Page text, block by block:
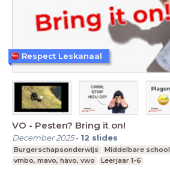
VO - Pesten? Bring it on!
December 2025- 12 slides
Burgerschapsonderwijs
Middelbare school
vmbo, mavo, havo, vwo
Leerjaar 1-6
Respect Leskanaal